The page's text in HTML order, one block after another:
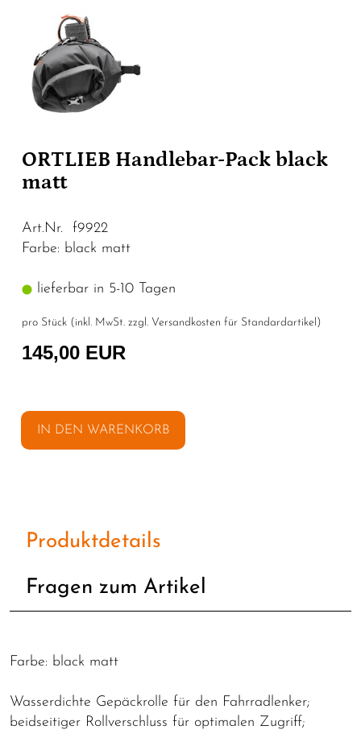
ORTLIEB Handlebar-Pack black
matt
Art.Nr. f9922
Farbe: black matt
lieferbar in 5-10 Tagen
pro Stück (inkl. MwSt. zzgl. Versandkosten für Standardartikel )
145,00 EUR
IN DEN WARENKORB
Produktdetails
Fragen zum Artikel
Farbe: black matt
Wasserdichte Gepäckrolle für den Fahrradlenker;
beidseitiger Rollverschluss für optimalen Zugriff;